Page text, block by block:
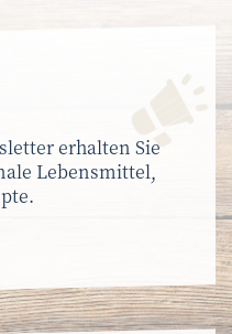
erhalten Sie
Lebensmittel,